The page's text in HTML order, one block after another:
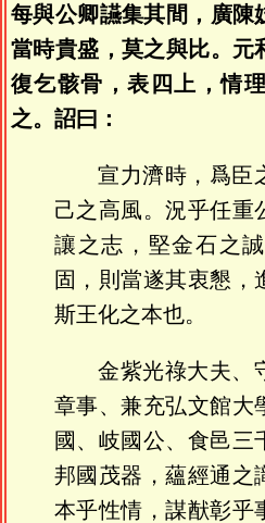
每與公卿讌集其間，廣陳
當時貴盛，莫之與比。元
復乞骸骨，表四上，情
之。詔曰：
宣力濟時，爲臣
己之高風。況乎任重
讓之志，堅金石之
固，則當遂其衷懇，
斯王化之本也。
金紫光祿大夫、
章事、兼充弘文館大
國、岐國公、食邑三
邦國茂器，蘊經通之
本乎性情，謀猷彰乎